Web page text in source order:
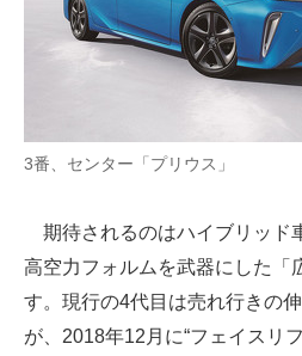
3番、センター「プリウス」
期待されるのはハイブリッド
高空力フォルムを武器にした「
す。現行の4代目は売れ行きの
が、2018年12月に“フェイスリ